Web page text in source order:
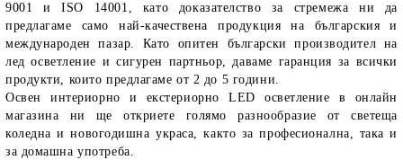
9001 и ISO 14001, като доказателство за стремежа ни да
предлагаме само най-качествена продукция на българския и
международен пазар. Като опитен български производител на
лед осветление и сигурен партньор, даваме гаранция за всички
продукти, които предлагаме от 2 до 5 години.
Освен интериорно и екстериорно LED осветление в онлайн
магазина ни ще откриете голямо разнообразие от светеща
коледна и новогодишна украса, както за професионална, така и
за домашна употреба.